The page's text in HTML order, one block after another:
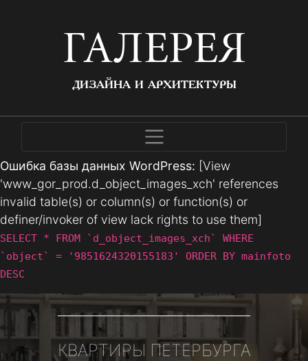
ГАЛЕРЕЯ
ДИЗАЙНА И АРХИТЕКТУРЫ
Ошибка базы данных WordPress: [View
'www_gor_prod.d_object_images_xch' references
invalid table(s) or column(s) or function(s) or
definer/invoker of view lack rights to use them]
SELECT * FROM `d_object_images_xch` WHERE
`object` = '9851624320155183' ORDER BY mainfoto
DESC
КВАРТИРЫ ПЕТЕРБУРГА